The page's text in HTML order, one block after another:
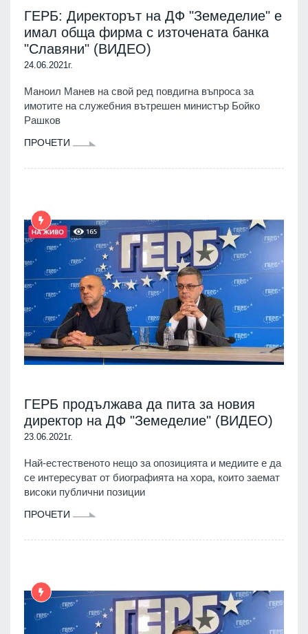
ГЕРБ: Директорът на ДФ "Земеделие" е
имал обща фирма с източената банка
"Славяни" (ВИДЕО)
24.06.2021г.
Маноил Манев на свой ред повдигна въпроса за
имотите на служебния вътрешен министър Бойко
Рашков
ПРОЧЕТИ
ГЕРБ продължава да пита за новия
директор на ДФ "Земеделие" (ВИДЕО)
23.06.2021г.
Най-естественото нещо за опозицията и медиите е да
се интересуват от биографията на хора, които заемат
високи публични позиции
ПРОЧЕТИ